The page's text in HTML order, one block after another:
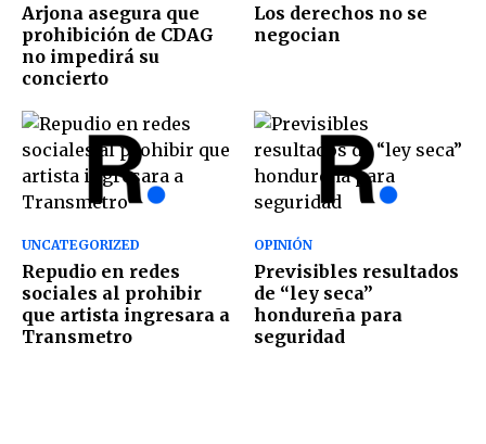
Arjona asegura que
prohibición de CDAG
no impedirá su
concierto
Los derechos no se
negocian
UNCATEGORIZED
Repudio en redes
sociales al prohibir
que artista ingresara a
Transmetro
OPINIÓN
Previsibles resultados
de “ley seca”
hondureña para
seguridad